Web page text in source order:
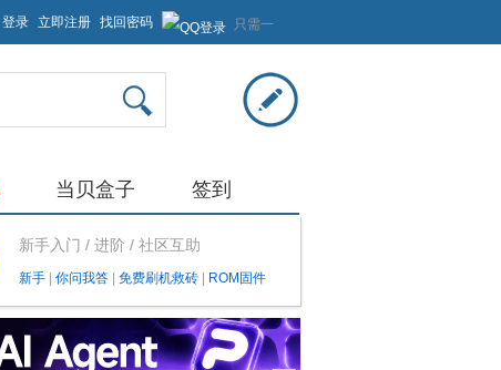
只需一
步，快
速开始
登录 立即注册 找回密码
当贝盒子 签到
新手入门 / 进阶 / 社区互助
新手 你问我答 免费刷机救砖 ROM固件